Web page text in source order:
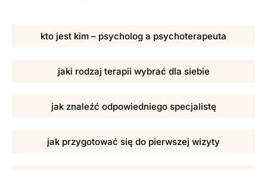
kto jest kim – psycholog a psychoterapeuta
jaki rodzaj terapii wybrać dla siebie
jak znaleźć odpowiedniego specjalistę
jak przygotować się do pierwszej wizyty